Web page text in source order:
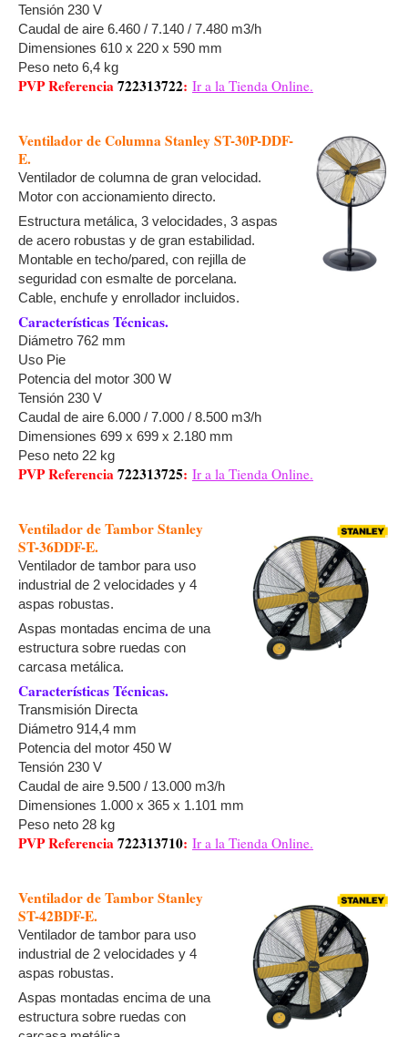
Tensión 230 V
Caudal de aire 6.460 / 7.140 / 7.480 m3/h
Dimensiones 610 x 220 x 590 mm
Peso neto 6,4 kg
PVP Referencia722313722: Ir a la Tienda Online.
Ventilador de Columna Stanley ST-30P-DDF-
E.
Ventilador de columna de gran velocidad.
Motor con accionamiento directo.
Estructura metálica, 3 velocidades, 3 aspas
de acero robustas y de gran estabilidad.
Montable en techo/pared, con rejilla de
seguridad con esmalte de porcelana.
Cable, enchufe y enrollador incluidos.
Características Técnicas.
Diámetro 762 mm
Uso Pie
Potencia del motor 300 W
Tensión 230 V
Caudal de aire 6.000 / 7.000 / 8.500 m3/h
Dimensiones 699 x 699 x 2.180 mm
Peso neto 22 kg
PVP Referencia722313725: Ir a la Tienda Online.
Ventilador de Tambor Stanley
ST-36DDF-E.
Ventilador de tambor para uso
industrial de 2 velocidades y 4
aspas robustas.
Aspas montadas encima de una
estructura sobre ruedas con
carcasa metálica.
Características Técnicas.
Transmisión Directa
Diámetro 914,4 mm
Potencia del motor 450 W
Tensión 230 V
Caudal de aire 9.500 / 13.000 m3/h
Dimensiones 1.000 x 365 x 1.101 mm
Peso neto 28 kg
PVP Referencia722313710: Ir a la Tienda Online.
Ventilador de Tambor Stanley
ST-42BDF-E.
Ventilador de tambor para uso
industrial de 2 velocidades y 4
aspas robustas.
Aspas montadas encima de una
estructura sobre ruedas con